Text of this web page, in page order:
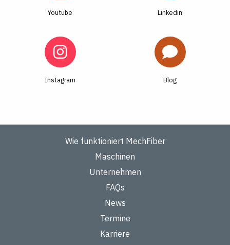
Youtube Linkedin
Instagram Blog
Wie funktioniert MechFiber
Maschinen
Unternehmen
FAQs
News
Termine
Karriere